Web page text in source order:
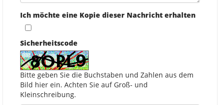
Ich möchte eine Kopie dieser Nachricht erhalten
Sicherheitscode
Bitte geben Sie die Buchstaben und Zahlen aus dem
Bild hier ein. Achten Sie auf Groß- und
Kleinschreibung.